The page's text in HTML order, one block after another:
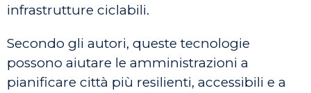
infrastrutture ciclabili.
Secondo gli autori, queste tecnologie
possono aiutare le amministrazioni a
pianificare città più resilienti, accessibili e a